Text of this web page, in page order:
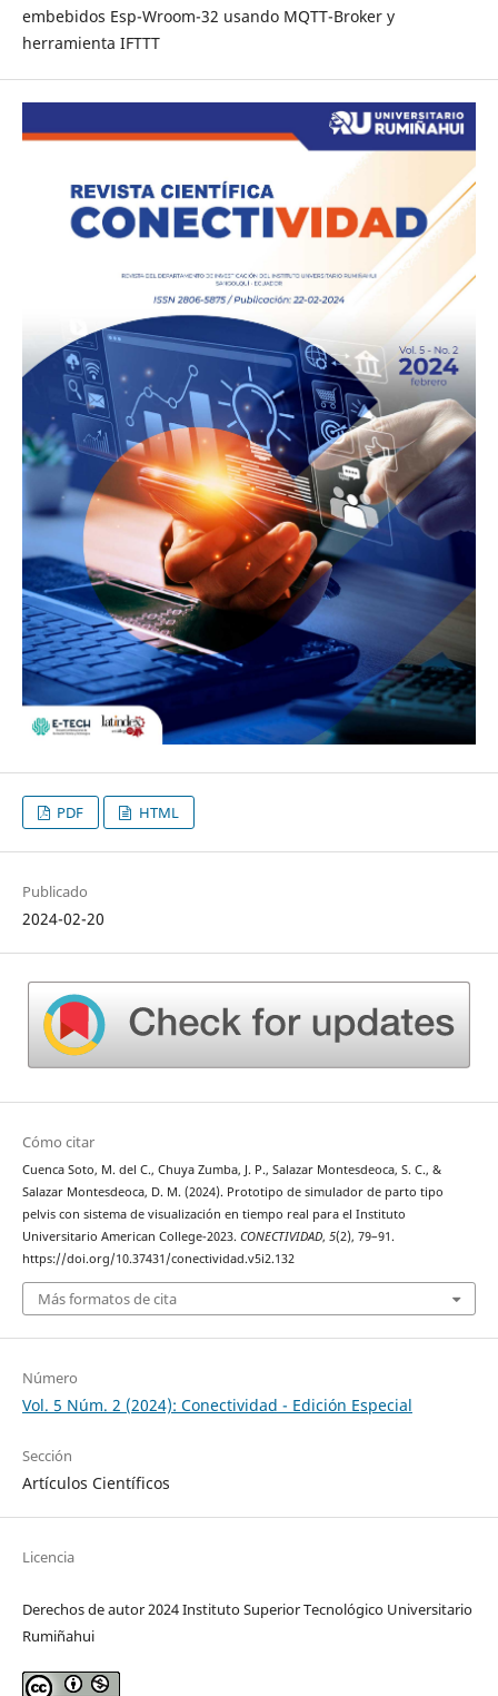
embebidos Esp-Wroom-32 usando MQTT-Broker y
herramienta IFTTT
PDF HTML
Publicado
2024-02-20
Cómo citar
Cuenca Soto, M. del C., Chuya Zumba, J. P., Salazar Montesdeoca, S. C., &
Salazar Montesdeoca, D. M. (2024). Prototipo de simulador de parto tipo
pelvis con sistema de visualización en tiempo real para el Instituto
Universitario American College-2023. CONECTIVIDAD, 5(2), 79–91.
https://doi.org/10.37431/conectividad.v5i2.132
Más formatos de cita
Número
Vol. 5 Núm. 2 (2024): Conectividad - Edición Especial
Sección
Artículos Científicos
Licencia
Derechos de autor 2024 Instituto Superior Tecnológico Universitario
Rumiñahui